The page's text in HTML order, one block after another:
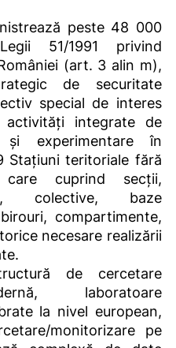
peste 48 000
51/1991 privind
(art. 3 alin m),
de securitate
special de interes
activități integrate de
și experimentare în
Stațiuni teritoriale fără
care cuprind secții,
colective, baze
compartimente,
necesare realizării
de cercetare
laboratoare
la nivel european,
monitorizare pe